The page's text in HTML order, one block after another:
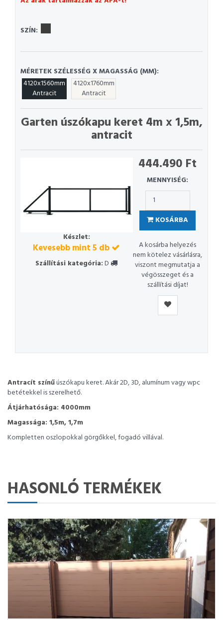
SZÍN:
MÉRETEK SZÉLESSÉG X MAGASSÁG (MM):
4120x1560mm
Antracit
4120x1760mm
Antracit
Garten úszókapu keret 4m x 1,5m,
antracit
Készlet:
Kevesebb mint 5 db
Szállítási kategória:D
444.490 Ft
MENNYISÉG:
KOSÁRBA
A kosárba helyezés
nem kötelez vásárlásra,
viszont megmutatja a
végösszeget és a
szállítási díjat!
Antracít színűúszókapu keret. Akár 2D, 3D, alumínum vagy wpc
betétekkel is szerelhető.
Átjárhatósága: 4000mm
Magassága: 1,5m, 1,7m
Kompletten oszlopokkal görgőkkel, fogadó villával.
HASONLÓ TERMÉKEK